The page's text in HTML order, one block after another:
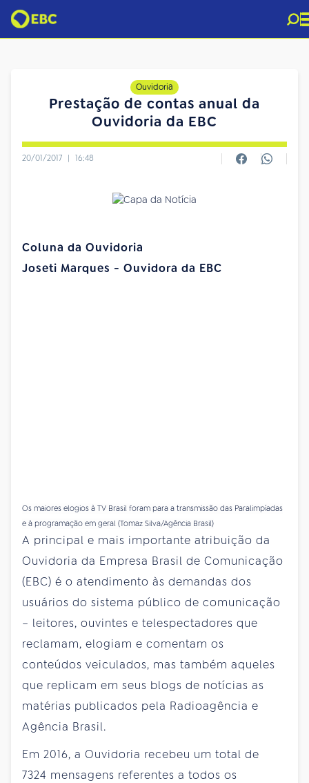
Ouvidoria
Prestação de contas anual da
Ouvidoria da EBC
20/01/2017 | 16:48
Coluna da Ouvidoria
Joseti Marques - Ouvidora da EBC
Os maiores elogios à TV Brasil foram para a transmissão das Paralimpíadas
e à programação em geral (Tomaz Silva/Agência Brasil)
A principal e mais importante atribuição da
Ouvidoria da Empresa Brasil de Comunicação
(EBC) é o atendimento às demandas dos
usuários do sistema público de comunicação
– leitores, ouvintes e telespectadores que
reclamam, elogiam e comentam os
conteúdos veiculados, mas também aqueles
que replicam em seus blogs de notícias as
matérias publicados pela Radioagência e
Agência Brasil.
Em 2016, a Ouvidoria recebeu um total de
7324 mensagens referentes a todos os